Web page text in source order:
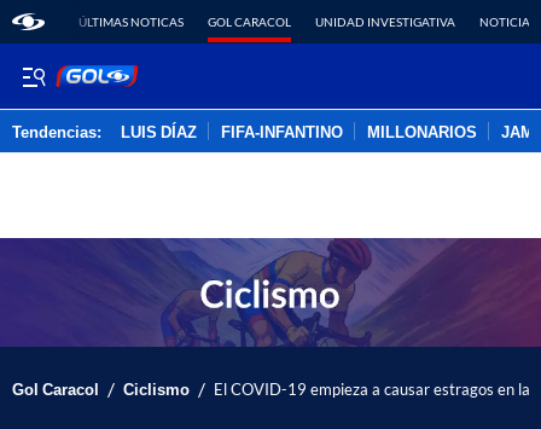
ÚLTIMAS NOTICAS GOL CARACOL UNIDAD INVESTIGATIVA NOTICIAS
Tendencias: LUIS DÍAZ FIFA-INFANTINO MILLONARIOS
Gol Caracol / Ciclismo / El COVID-19 empieza a causar estragos en la